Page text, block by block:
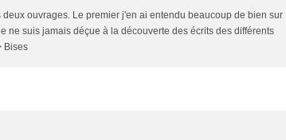
ouvrages. Le premier j'en ai entendu beaucoup de bien sur
ne suis jamais déçue à la découverte des écrits des différents
Bises